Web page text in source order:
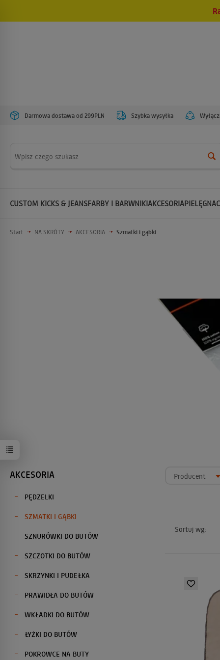
Darmowa dostawa od 299PLN Szybka wysyłka
CUSTOM KICKS & JEANSFARBY I BARWNIKIAKCESORIA
Start NA SKRÓTY AKCESORIA Szmatki i gąbki
Producent
Sortuj wg:
AKCESORIA
PĘDZELKI
SZMATKI I GĄBKI
SZNURÓWKI DO BUTÓW
SZCZOTKI DO BUTÓW
SKRZYNKI I PUDEŁKA
PRAWIDŁA DO BUTÓW
WKŁADKI DO BUTÓW
ŁYŻKI DO BUTÓW
POKROWCE NA BUTY